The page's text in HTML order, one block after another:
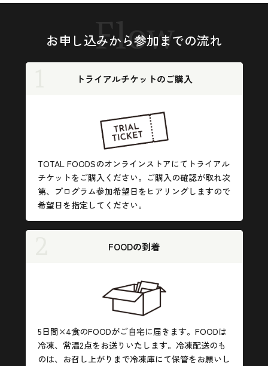
Flow
お申し込みから参加までの流れ
トライアルチケットのご購入
TOTAL FOODSのオンラインストアにてトライアル
チケットをご購入ください。ご購入の確認が取れ次
第、プログラム参加希望日をヒアリングしますので
希望日を指定してください。
FOODの到着
5日間×4食のFOODがご自宅に届きます。FOODは
冷凍、常温2点をお送りいたします。冷凍配送のも
のは、お召し上がりまで冷凍庫にて保管をお願いし